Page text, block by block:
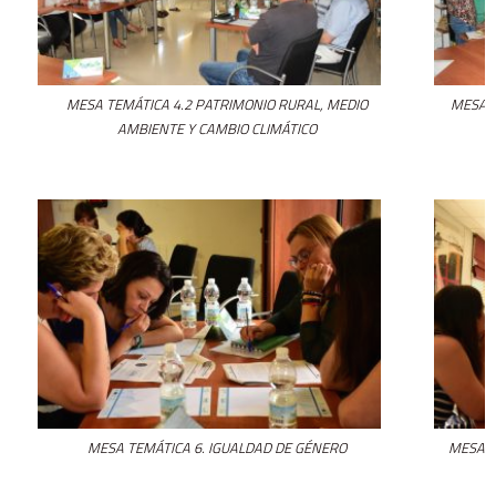
MESA TEMÁTICA 4.2 PATRIMONIO RURAL, MEDIO
AMBIENTE Y CAMBIO CLIMÁTICO
MESA
MESA TEMÁTICA 6. IGUALDAD DE GÉNERO MESA